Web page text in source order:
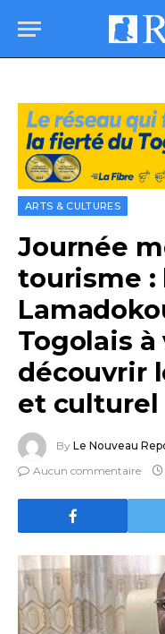
ARTS & CULTURES
Journée
tourisme
Togolais
découvrir
et culturel
By Le Nouveau
Aucun commentaire